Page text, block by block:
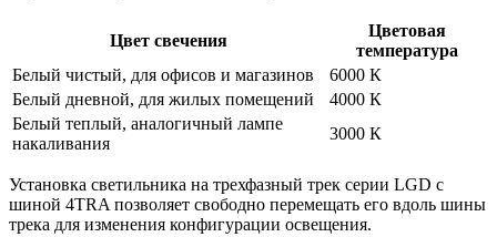
Цвет свечения
Цветовая
температура
Белый чистый, для офисов и магазинов
6000 К
Белый дневной, для жилых помещений
4000 К
Белый теплый, аналогичный лампе
накаливания
3000 К
Установка светильника на трехфазный трек серии LGD с
шиной 4TRA позволяет свободно перемещать его вдоль шины
трека для изменения конфигурации освещения.